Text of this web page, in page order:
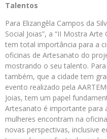
Talentos
Para Elizangêla Campos da
Social Joias”, a “II Mostra
tem total importância para a
oficinas de Artesanato do
mostrando o seu talento.
também, que a cidade tem
evento realizado pela
Joias, tem um papel
Artesanato é importante para
mulheres encontram na
novas perspectivas, inclusive